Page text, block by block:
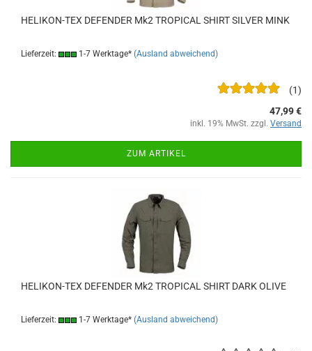
HELIKON-TEX DEFENDER Mk2 TROPICAL SHIRT SILVER MINK
Lieferzeit: 1-7 Werktage* (Ausland abweichend)
1
47,99 €
inkl. 19% MwSt. zzgl. Versand
ZUM ARTIKEL
HELIKON-TEX DEFENDER Mk2 TROPICAL SHIRT DARK OLIVE
Lieferzeit: 1-7 Werktage* (Ausland abweichend)